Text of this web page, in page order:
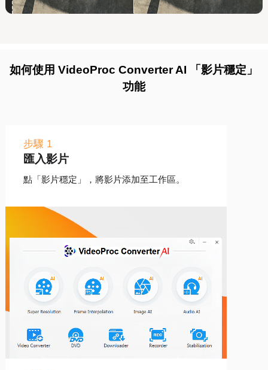
如何使用 VideoProc Converter AI 「影片穩定」
功能
步驟 1
匯入影片
點「影片穩定」，將影片添加至工作區。